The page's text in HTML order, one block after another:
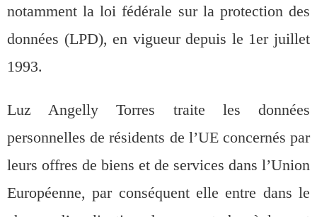
notamment la loi fédérale sur la protection des
données (LPD), en vigueur depuis le 1er juillet
1993.
Luz Angelly Torres traite les données
personnelles de résidents de l’UE concernés par
leurs offres de biens et de services dans l’Union
Européenne, par conséquent elle entre dans le